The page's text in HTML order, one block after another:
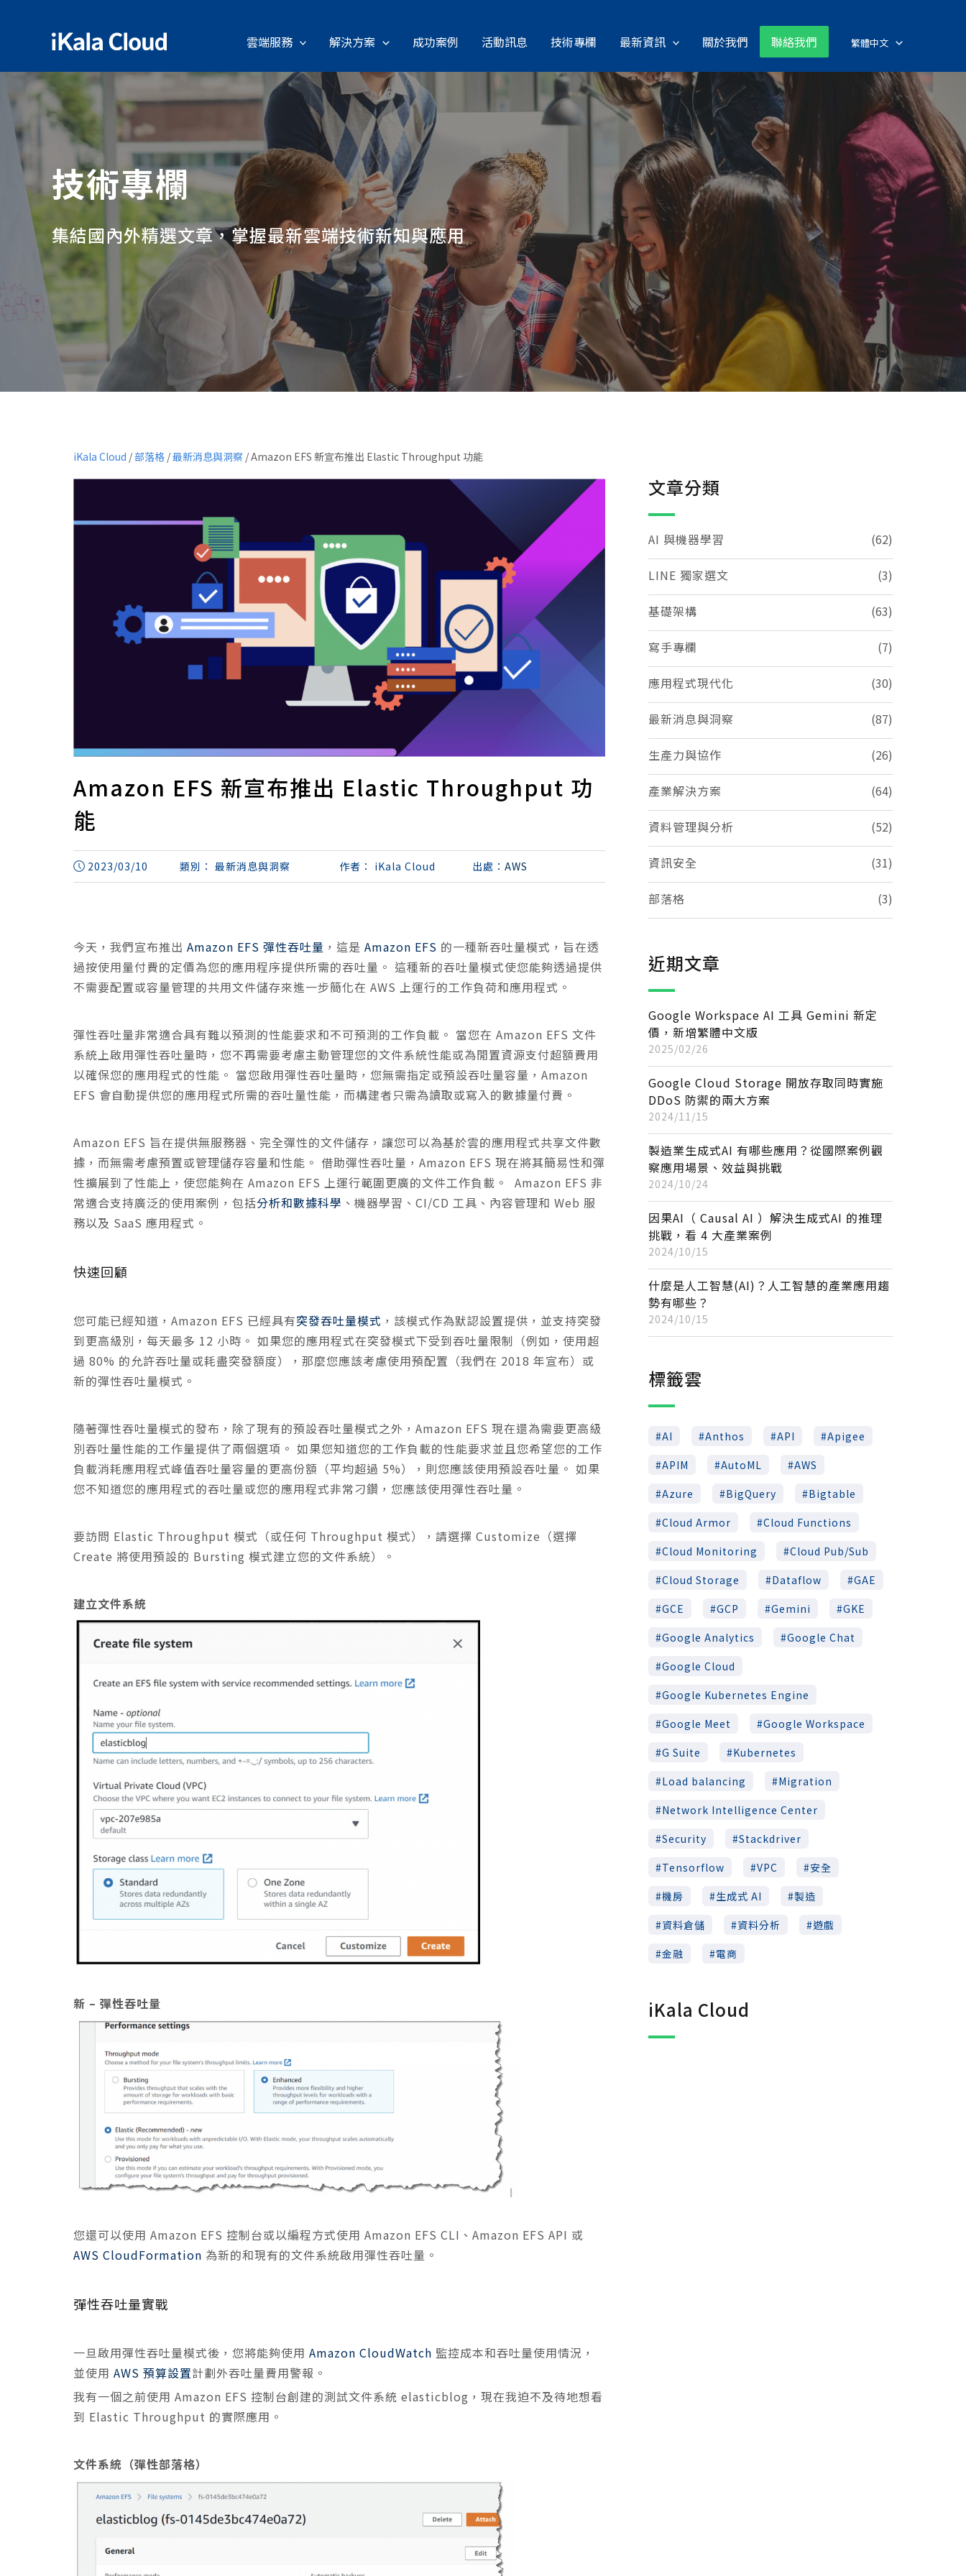
雲端服務 解決方案 成功案例 活動訊息 技術專欄 最新資訊 關於我們 聯絡我們 繁體中文
技術專欄
集結國內外精選文章，掌握最新雲端技術新知與應用
iKala Cloud /部落格 /最新消息與洞察 /Amazon EFS 新宣布推出 Elastic Throughput 功能
Amazon EFS 新宣布推出 Elastic Throughput 功
能
2023/03/10 類別： 最新消息與洞察 作者： iKala Cloud 出處： AWS
今天，我們宣布推出 Amazon EFS 彈性吞吐量 ，這是 Amazon EFS 的一種新吞吐量模式，旨在透
過按使用量付費的定價為您的應用程序提供所需的吞吐量。 這種新的吞吐量模式使您能夠透過提供
不需要配置或容量管理的共用文件儲存來進一步簡化在 AWS 上運行的工作負荷和應用程式。
彈性吞吐量非常適合具有難以預測的性能要求和不可預測的工作負載。 當您在 Amazon EFS 文件
系統上啟用彈性吞吐量時，您不再需要考慮主動管理您的文件系統性能或為閒置資源支付超額費用
以確保您的應用程式的性能。 當您啟用彈性吞吐量時，您無需指定或預設吞吐量容量，Amazon
EFS 會自動提供您的應用程式所需的吞吐量性能，而構建者只需為讀取或寫入的數據量付費。
Amazon EFS 旨在提供無服務器、完全彈性的文件儲存，讓您可以為基於雲的應用程式共享文件數
據，而無需考慮預置或管理儲存容量和性能。 借助彈性吞吐量，Amazon EFS 現在將其簡易性和彈
性擴展到了性能上，使您能夠在 Amazon EFS 上運行範圍更廣的文件工作負載。 Amazon EFS 非
常適合支持廣泛的使用案例，包括分析和數據科學 、機器學習、CI/CD 工具、內容管理和 Web 服
務以及 SaaS 應用程式。
快速回顧
您可能已經知道，Amazon EFS 已經具有突發吞吐量模式 ，該模式作為默認設置提供，並支持突發
到更高級別，每天最多 12 小時。 如果您的應用程式在突發模式下受到吞吐量限制（例如，使用超
過 80% 的允許吞吐量或耗盡突發額度），那麼您應該考慮使用預配置（我們在 2018 年宣布）或
新的彈性吞吐量模式。
隨著彈性吞吐量模式的發布，除了現有的預設吞吐量模式之外，Amazon EFS 現在還為需要更高級
別吞吐量性能的工作量提供了兩個選項。 如果您知道您的工作負載的性能要求並且您希望您的工作
負載消耗應用程式峰值吞吐量容量的更高份額（平均超過 5%），則您應該使用預設吞吐量。 如果
您不知道您的應用程式的吞吐量或您的應用程式非常刁鑽，您應該使用彈性吞吐量。
要訪問 Elastic Throughput 模式（或任何 Throughput 模式），請選擇 Customize（選擇
Create 將使用預設的 Bursting 模式建立您的文件系統）。
建立文件系統
新 – 彈性吞吐量
您還可以使用 Amazon EFS 控制台或以編程方式使用 Amazon EFS CLI、Amazon EFS API 或
AWS CloudFormation 為新的和現有的文件系統啟用彈性吞吐量。
彈性吞吐量實戰
一旦啟用彈性吞吐量模式後，您將能夠使用 Amazon CloudWatch 監控成本和吞吐量使用情況，
並使用 AWS 預算設置計劃外吞吐量費用警報。
我有一個之前使用 Amazon EFS 控制台創建的測試文件系統 elasticblog，現在我迫不及待地想看
到 Elastic Throughput 的實際應用。
文件系統（彈性部落格）
文章分類
AI 與機器學習 (62)
LINE 獨家選文 (3)
基礎架構 (63)
寫手專欄 (7)
應用程式現代化 (30)
最新消息與洞察 (87)
生產力與協作 (26)
產業解決方案 (64)
資料管理與分析 (52)
資訊安全 (31)
部落格 (3)
近期文章
Google Workspace AI 工具 Gemini 新定
價，新增繁體中文版
2025/02/26
Google Cloud Storage 開放存取同時實施
DDoS 防禦的兩大方案
2024/11/15
製造業生成式AI 有哪些應用？從國際案例觀
察應用場景、效益與挑戰
2024/10/24
因果AI（ Causal AI ）解決生成式AI 的推理
挑戰，看 4 大產業案例
2024/10/15
什麼是人工智慧(AI)？人工智慧的產業應用趨
勢有哪些？
2024/10/15
標籤雲
AI Anthos API
Apigee
APIM
AutoML
AWS
Azure
BigQuery
Bigtable
Cloud Armor
Cloud Functions
Cloud Monitoring
Cloud Pub/Sub
Cloud Storage
Dataflow
GAE
GCE
GCP Gemini
GKE
Google Analytics
Google Chat
Google Cloud
Google Kubernetes Engine
Google Meet
Google Workspace
G Suite
Kubernetes
Load balancing
Migration
Network Intelligence Center
Security
Stackdriver
Tensorflow
VPC
安全
機房
生成式 AI
製造
資料倉儲
資料分析
遊戲
金融
電商
iKala Cloud